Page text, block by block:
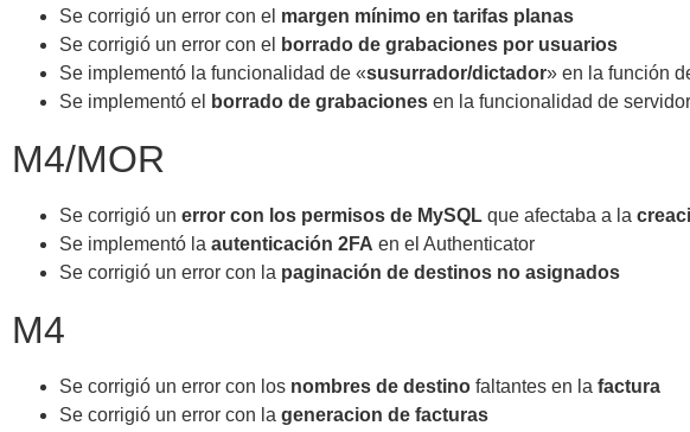
Se corrigió un error con el margen mínimo en tarifas planas
Se corrigió un error con el
borrado de grabaciones por usuarios
Se implementó la funcionalidad de «susurrador/dictador» en la función
Se implementó el
borrado de grabaciones en la funcionalidad de
M4/MOR
Se corrigió un error con los permisos de MySQL que afectaba a la
Se implementó la autenticación 2FA en el Authenticator
Se corrigió un error con la paginación de destinos no asignados
M4
Se corrigió un error con los nombres de destino faltantes en la factura
Se corrigió un error con la generacion de facturas